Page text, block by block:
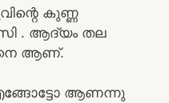
കുണ്ണ
. ആദ്യം തല
ആണ്.
എങ്ങോട്ടോ ആണന്നു